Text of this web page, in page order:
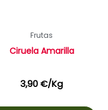
Frutas
Ciruela Amarilla
3,90€/Kg